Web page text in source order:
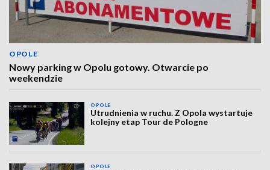
OPOLE
Nowy parking w Opolu gotowy. Otwarcie po
weekendzie
OPOLE
Utrudnienia w ruchu. Z Opola wystartuje
kolejny etap Tour de Pologne
OPOLE